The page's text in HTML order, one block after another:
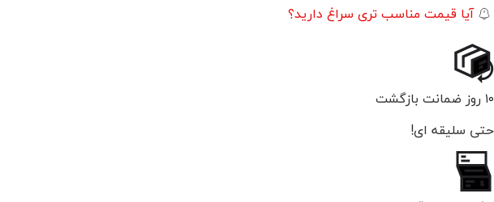
آیا قیمت مناسب تری سراغ دارید؟
۱۰ روز ضمانت بازگشت
حتی سلیقه ای!